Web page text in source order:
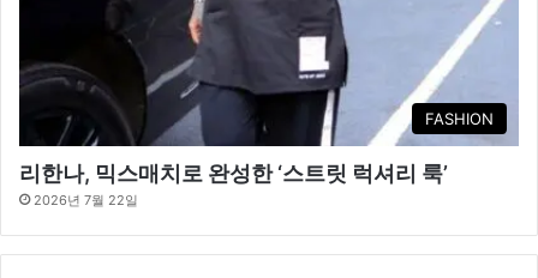
FASHION
리한나, 믹스매치로 완성한 ‘스트릿 럭셔리 룩’
2026년 7월 22일